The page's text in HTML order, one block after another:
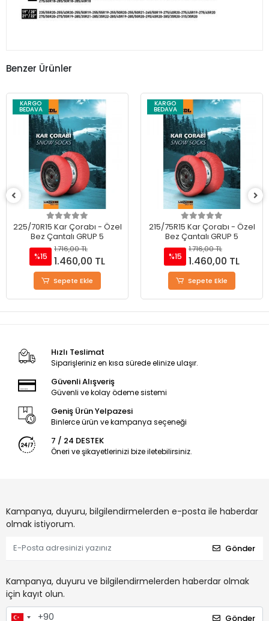
Benzer Ürünler
KARGO
BEDAVA
225/70R15 Kar Çorabı - Özel
Bez Çantalı GRUP 5
%15
1.716,00 TL
1.460,00 TL
Sepete Ekle
KARGO
BEDAVA
215/75R15 Kar Çorabı - Özel
Bez Çantalı GRUP 5
%15
1.716,00 TL
1.460,00 TL
Sepete Ekle
Hızlı Teslimat
Siparişleriniz en kısa sürede elinize ulaşır.
Güvenli Alışveriş
Güvenli ve kolay ödeme sistemi
Geniş Ürün Yelpazesi
Binlerce ürün ve kampanya seçeneği
7 / 24 DESTEK
Öneri ve şikayetlerinizi bize iletebilirsiniz.
Kampanya, duyuru, bilgilendirmelerden e-posta ile haberdar
olmak istiyorum.
Gönder
Kampanya, duyuru ve bilgilendirmelerden haberdar olmak
için kayıt olun.
Gönder